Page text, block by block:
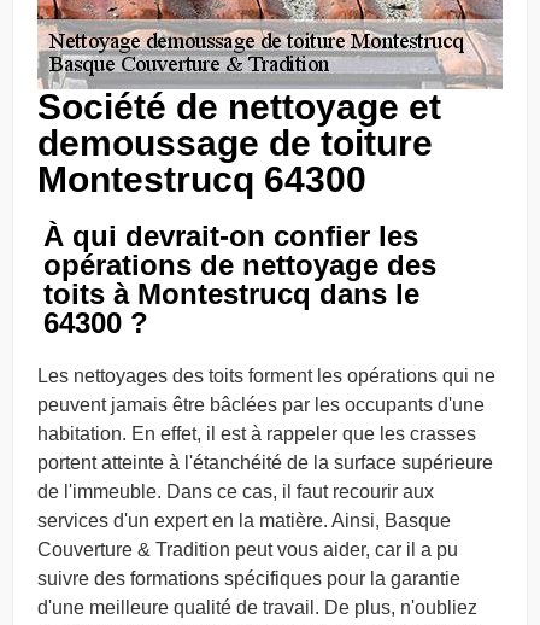
Société de nettoyage et
demoussage de toiture
Montestrucq 64300
À qui devrait-on confier les
opérations de nettoyage des
toits à Montestrucq dans le
64300 ?
Les nettoyages des toits forment les opérations qui ne
peuvent jamais être bâclées par les occupants d'une
habitation. En effet, il est à rappeler que les crasses
portent atteinte à l'étanchéité de la surface supérieure
de l'immeuble. Dans ce cas, il faut recourir aux
services d'un expert en la matière. Ainsi, Basque
Couverture & Tradition peut vous aider, car il a pu
suivre des formations spécifiques pour la garantie
d'une meilleure qualité de travail. De plus, n'oubliez